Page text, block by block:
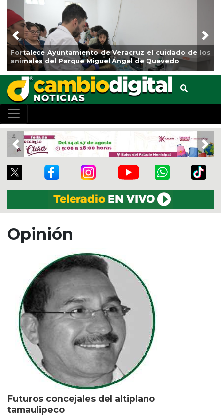
de los
La ciudad de Veracruz se suma a la Jornada
de Reforestación 2026
Previous
Previous
Opinión
Futuros concejales del altiplano
tamaulipeco